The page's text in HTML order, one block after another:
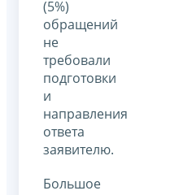
(5%)
обращений
не
требовали
подготовки
и
направления
ответа
заявителю.
Большое